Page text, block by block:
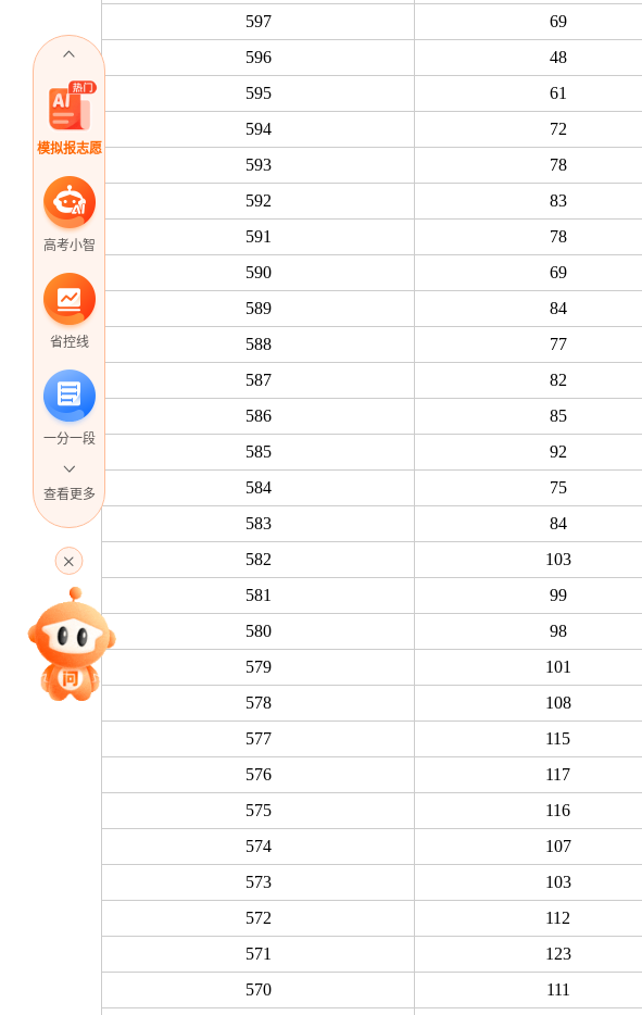
模拟报志愿
高考小智
省控线
一分一段
专家指导课
查看更多
597
69
596
48
595
61
594
72
593
78
592
83
591
78
590
69
589
84
588
77
587
82
586
85
585
92
584
75
583
84
582
103
581
99
580
98
579
101
578
108
577
115
576
117
575
116
574
107
573
103
572
112
571
123
570
111